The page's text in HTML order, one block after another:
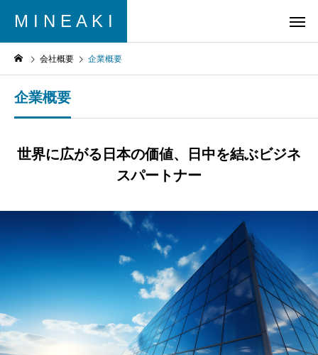
M I N E A K I
会社概要 企業概要
企業概要
世界に広がる日本の価値、日中を結ぶビジネ
スパートナー